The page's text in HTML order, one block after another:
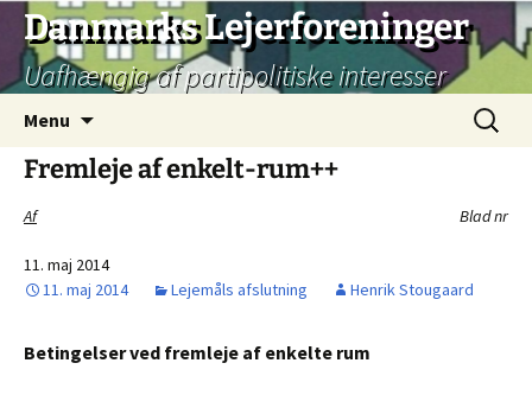
Hop
indhold
Danmarks Lejerforeninger
Uafhængig af partipolitiske interesser
Menu
Søg
efter:
Fremleje af enkelt-rum++
Af Blad nr
11. maj 2014
11. maj 2014
Lejemåls afslutning Henrik Stougaard
Betingelser ved fremleje af enkelte rum